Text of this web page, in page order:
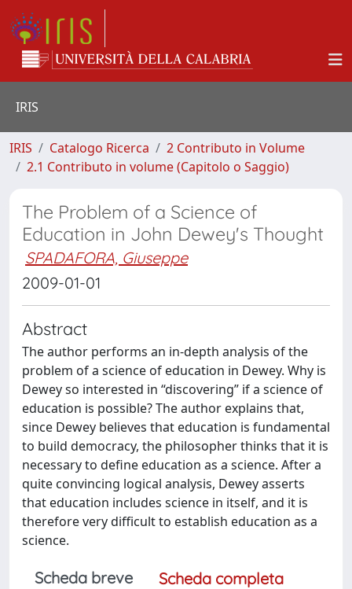
IRIS
IRIS Catalogo Ricerca
2 Contributo in Volume
2.1 Contributo in volume (Capitolo o Saggio)
The Problem of a Science of
Education in John Dewey's Thought
SPADAFORA, Giuseppe
2009-01-01
Abstract
The author performs an in-depth analysis of the
problem of a science of education in Dewey. Why is
Dewey so interested in “discovering” if a science of
education is possible? The author explains that,
since Dewey believes that education is fundamental
to build democracy, the philosopher thinks that it is
necessary to define education as a science. After a
quite convincing logical analysis, Dewey asserts
that education includes science in itself, and it is
therefore very difficult to establish education as a
science.
Scheda breve
Scheda completa